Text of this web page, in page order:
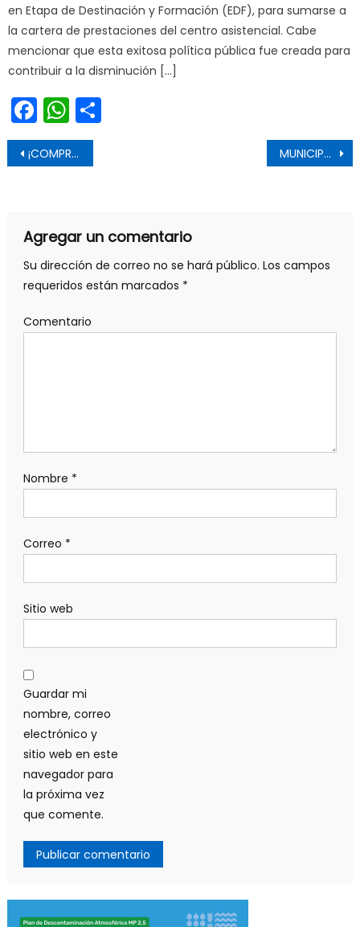
en Etapa de Destinación y Formación (EDF), para sumarse a
la cartera de prestaciones del centro asistencial. Cabe
mencionar que esta exitosa política pública fue creada para
contribuir a la disminución […]
Facebook
WhatsApp
Navegación de entradas
¡COMPROMETIDOS CON NUESTRAS RAÍCES CULINARIAS!: GOBIERNO DEL MAULE CELEBRÓ EL DÍA DE LA CHURRASCA CALLEJERA TALQUINA MUNICIPALIDAD DE RANCAGUA INTENSIFICA RETIRO DE VEHÍCULOS ABANDONADOS EN DISTINTOS SECTORES DE LA COMUNA
Agregar un comentario
Su dirección de correo no se hará público. Los campos
requeridos están marcados *
Comentario
Nombre *
Correo *
Sitio web
Guardar mi
nombre, correo
electrónico y
sitio web en este
navegador para
la próxima vez
que comente.